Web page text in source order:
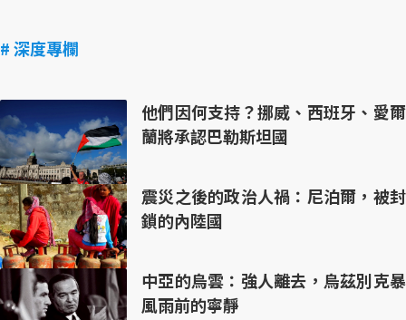
# 深度專欄
他們因何支持？挪威、西班牙、愛爾
蘭將承認巴勒斯坦國
震災之後的政治人禍：尼泊爾，被封
鎖的內陸國
中亞的烏雲：強人離去，烏茲別克暴
風雨前的寧靜